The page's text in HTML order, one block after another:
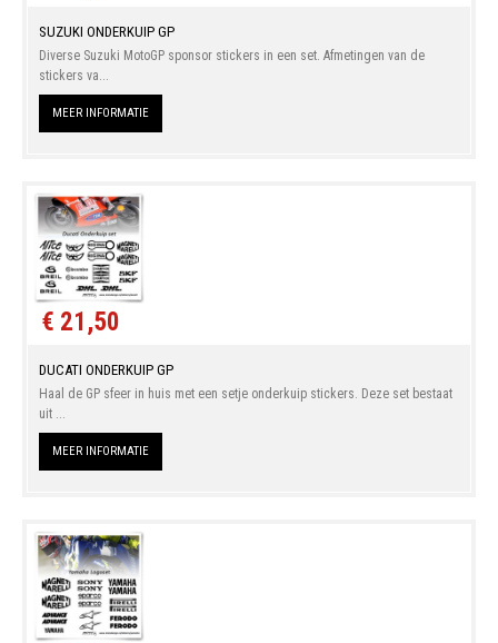
SUZUKI ONDERKUIP GP
Diverse Suzuki MotoGP sponsor stickers in een set. Afmetingen van de
stickers va...
MEER INFORMATIE
€ 21,50
DUCATI ONDERKUIP GP
Haal de GP sfeer in huis met een setje onderkuip stickers. Deze set bestaat
uit ...
MEER INFORMATIE